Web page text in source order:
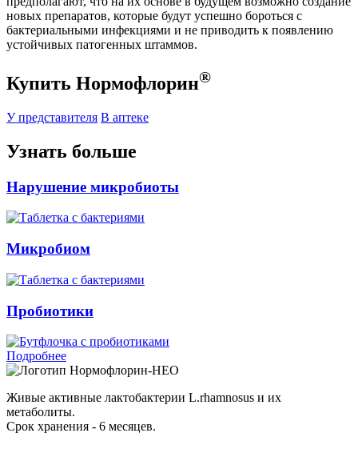
новых препаратов, которые будут успешно бороться с
бактериальными инфекциями и не приводить к появлению
устойчивых патогенных штаммов.
Купить Нормофлорин®
У представителя В аптеке
Узнать больше
Нарушение микробиоты
Микробиом
Пробиотики
Подробнее
Нормофлорин-НЕО
Живые активные лактобактерии L.rhamnosus и их
метаболиты.
Срок хранения - 6 месяцев.